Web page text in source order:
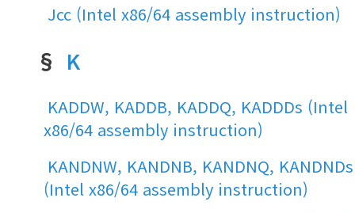
Jcc (Intel x86/64 assembly instruction)
§ K
KADDW, KADDB, KADDQ, KADDDs (Intel
x86/64 assembly instruction)
KANDNW, KANDNB, KANDNQ, KANDNDs
(Intel x86/64 assembly instruction)